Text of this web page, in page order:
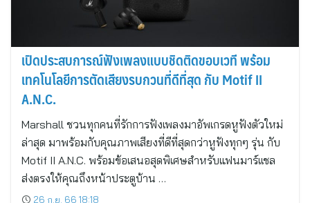
เปิดประสบการณ์ฟังเพลงแบบชิดติดขอบเวที พร้อม
เทคโนโลยีการตัดเสียงรบกวนที่ดีที่สุด กับ Motif II
A.N.C.
Marshall ชวนทุกคนที่รักการฟังเพลงมาอัพเกรดหูฟังตัวใหม่
ล่าสุด มาพร้อมกับคุณภาพเสียงที่ดีที่สุดกว่าหูฟังทุกๆ รุ่น กับ
Motif II A.N.C. พร้อมข้อเสนอสุดพิเศษสำหรับแฟนมาร์เเชล
ส่งตรงให้คุณถึงหน้าประตูบ้าน …
26 ก.ย. 66 18:18